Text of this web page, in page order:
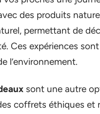
des produits
permettant de
Ces expériences
l’environnement.
sont une autre
coffrets éthiques et